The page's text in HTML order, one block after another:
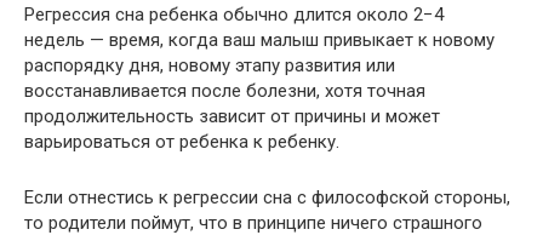
Регрессия сна ребенка обычно длится около 2−4
недель — время, когда ваш малыш привыкает к новому
распорядку дня, новому этапу развития или
восстанавливается после болезни, хотя точная
продолжительность зависит от причины и может
варьироваться от ребенка к ребенку.
Если отнестись к регрессии сна с философской стороны,
то родители поймут, что в принципе ничего страшного